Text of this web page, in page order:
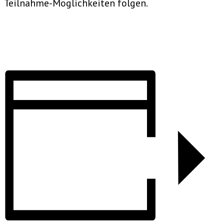
Teilnahme-Möglichkeiten folgen.